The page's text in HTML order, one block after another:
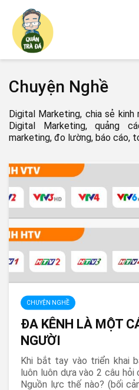
Chuyện Nghề
Digital Marketing, chia sẻ kinh
Digital Marketing, quảng
marketing, đo lường, báo cáo,
CHUYỆN NGHỀ
ĐA KÊNH LÀ MỘT
NGƯỜI
Khi bắt tay vào triển khai
luôn luôn dựa vào 2 câu
Nguồn lực thế nào? (bối